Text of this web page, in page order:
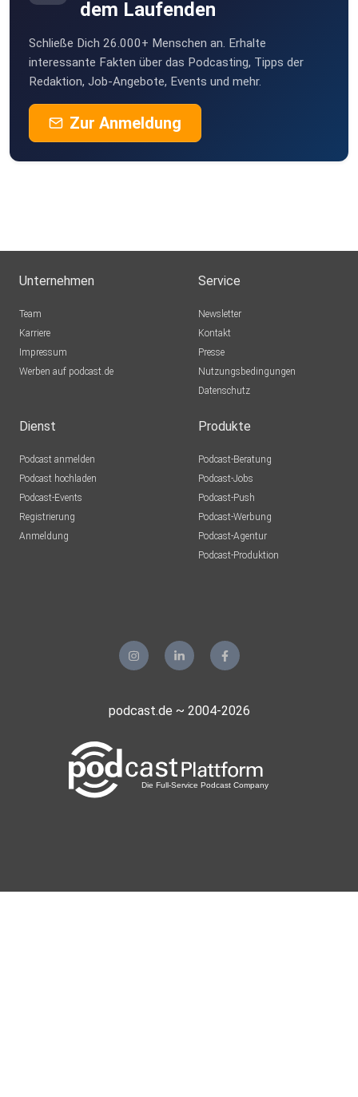
dem Laufenden
Schließe Dich 26.000+ Menschen an. Erhalte
interessante Fakten über das Podcasting, Tipps der
Redaktion, Job-Angebote, Events und mehr.
Zur Anmeldung
Unternehmen
Team
Karriere
Impressum
Werben auf podcast.de
Service
Newsletter
Kontakt
Presse
Nutzungsbedingungen
Datenschutz
Dienst
Podcast anmelden
Podcast hochladen
Podcast-Events
Registrierung
Anmeldung
Produkte
Podcast-Beratung
Podcast-Jobs
Podcast-Push
Podcast-Werbung
Podcast-Agentur
Podcast-Produktion
podcast.de ~ 2004-2026